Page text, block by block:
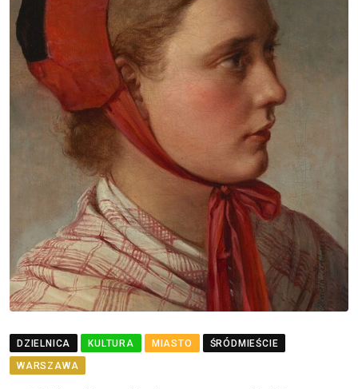
DZIELNICA KULTURA MIASTO
ŚRÓDMIEŚCIE
WARSZAWA